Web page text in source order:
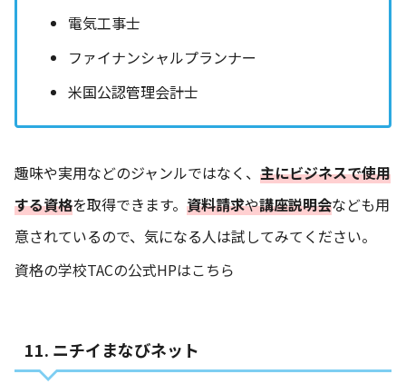
電気工事士
ファイナンシャルプランナー
米国公認管理会計士
趣味や実用などのジャンルではなく、 主にビジネスで使用
する資格を取得できます。 資料請求や講座説明会なども用
意されているので、気になる人は試してみてください。
資格の学校TACの公式HPはこちら
11. ニチイまなびネット